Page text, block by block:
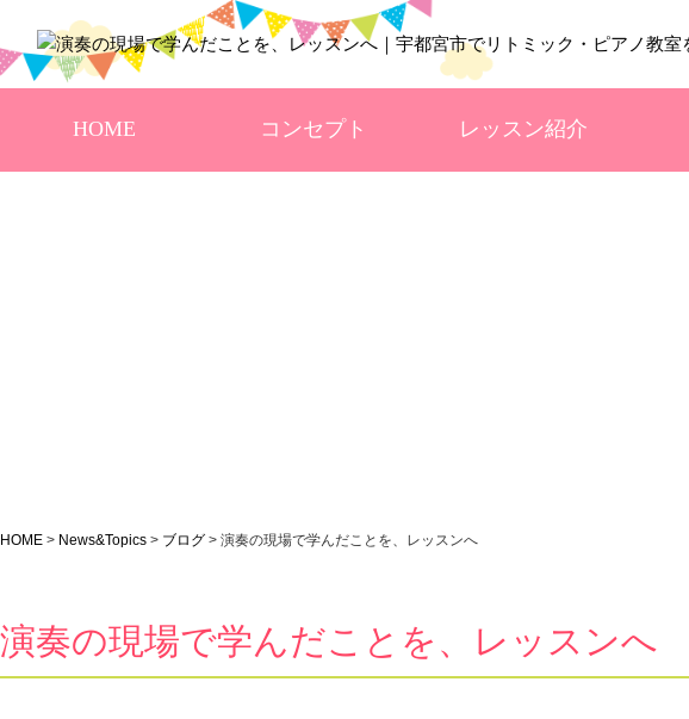
HOME コンセプト レッスン紹介
HOME > News&Topics > ブログ > 演奏の現場で学んだことを、レッスンへ
演奏の現場で学んだことを、レッスンへ